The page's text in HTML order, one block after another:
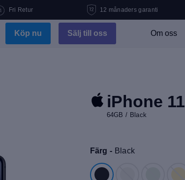
Fri Retur 12 månaders garanti
Köp nu Sälj till oss Om oss
iPhone 11
64GB / Black
Färg - Black